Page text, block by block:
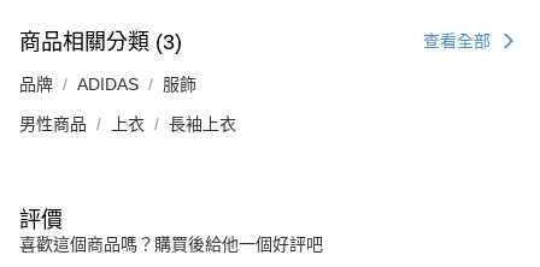
商品相關分類 (3) 查看全部
品牌 ADIDAS 服飾
男性商品 上衣 長袖上衣
評價
喜歡這個商品嗎？購買後給他一個好評吧